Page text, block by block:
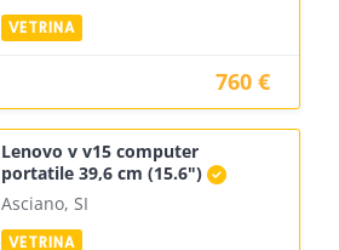
760 €
Lenovo v v15 computer
portatile 39,6 cm (15.6")
Asciano, SI